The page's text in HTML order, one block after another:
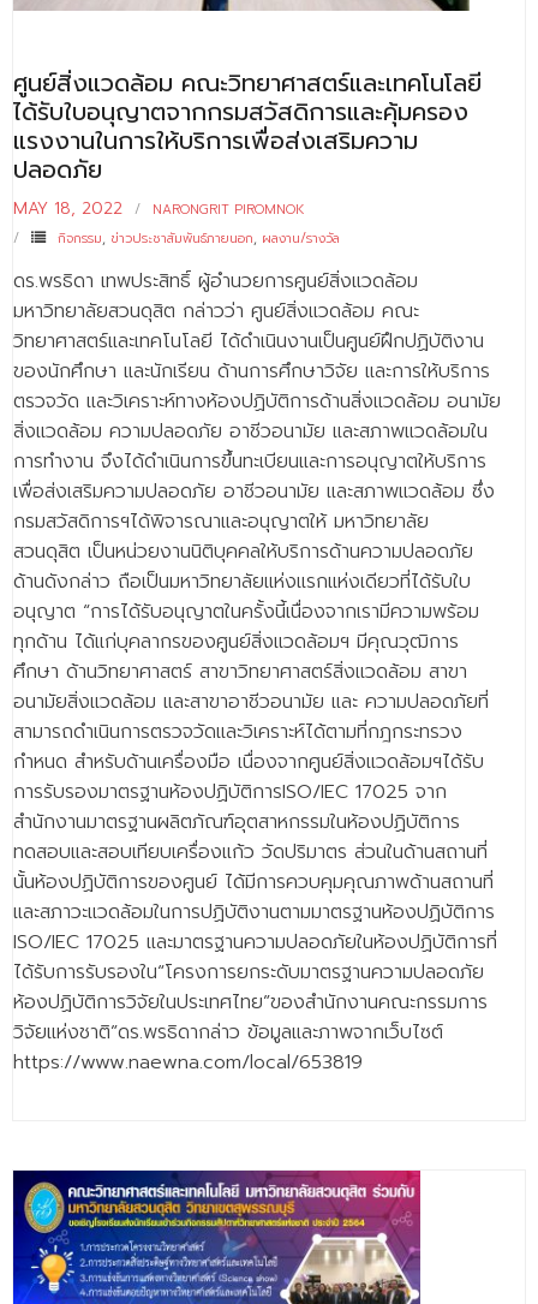
ศูนย์สิ่งแวดล้อม คณะวิทยาศาสตร์และเทคโนโลยี
ได้รับใบอนุญาตจากกรมสวัสดิการและคุ้มครอง
แรงงานในการให้บริการเพื่อส่งเสริมความ
ปลอดภัย
MAY 18, 2022
NARONGRIT PIROMNOK
กิจกรรม, ข่าวประชาสัมพันธ์ภายนอก, ผลงาน/รางวัล
ดร.พรธิดา เทพประสิทธิ์ ผู้อำนวยการศูนย์สิ่งแวดล้อม
มหาวิทยาลัยสวนดุสิต กล่าวว่า ศูนย์สิ่งแวดล้อม คณะ
วิทยาศาสตร์และเทคโนโลยี ได้ดำเนินงานเป็นศูนย์ฝึกปฏิบัติงาน
ของนักศึกษา และนักเรียน ด้านการศึกษาวิจัย และการให้บริการ
ตรวจวัด และวิเคราะห์ทางห้องปฏิบัติการด้านสิ่งแวดล้อม อนามัย
สิ่งแวดล้อม ความปลอดภัย อาชีวอนามัย และสภาพแวดล้อมใน
การทำงาน จึงได้ดำเนินการขึ้นทะเบียนและการอนุญาตให้บริการ
เพื่อส่งเสริมความปลอดภัย อาชีวอนามัย และสภาพแวดล้อม ซึ่ง
กรมสวัสดิการฯได้พิจารณาและอนุญาตให้ มหาวิทยาลัย
สวนดุสิต เป็นหน่วยงานนิติบุคคลให้บริการด้านความปลอดภัย
ด้านดังกล่าว ถือเป็นมหาวิทยาลัยแห่งแรกแห่งเดียวที่ได้รับใบ
อนุญาต “การได้รับอนุญาตในครั้งนี้เนื่องจากเรามีความพร้อม
ทุกด้าน ได้แก่บุคลากรของศูนย์สิ่งแวดล้อมฯ มีคุณวุฒิการ
ศึกษา ด้านวิทยาศาสตร์ สาขาวิทยาศาสตร์สิ่งแวดล้อม สาขา
อนามัยสิ่งแวดล้อม และสาขาอาชีวอนามัย และ ความปลอดภัยที่
สามารถดำเนินการตรวจวัดและวิเคราะห์ได้ตามที่กฎกระทรวง
กำหนด สำหรับด้านเครื่องมือ เนื่องจากศูนย์สิ่งแวดล้อมฯได้รับ
การรับรองมาตรฐานห้องปฏิบัติการISO/IEC 17025 จาก
สำนักงานมาตรฐานผลิตภัณฑ์อุตสาหกรรมในห้องปฏิบัติการ
ทดสอบและสอบเทียบเครื่องแก้ว วัดปริมาตร ส่วนในด้านสถานที่
นั้นห้องปฏิบัติการของศูนย์ ได้มีการควบคุมคุณภาพด้านสถานที่
และสภาวะแวดล้อมในการปฏิบัติงานตามมาตรฐานห้องปฏิบัติการ
ISO/IEC 17025 และมาตรฐานความปลอดภัยในห้องปฏิบัติการที่
ได้รับการรับรองใน“โครงการยกระดับมาตรฐานความปลอดภัย
ห้องปฏิบัติการวิจัยในประเทศไทย”ของสำนักงานคณะกรรมการ
วิจัยแห่งชาติ”ดร.พรธิดากล่าว ข้อมูลและภาพจากเว็บไซต์
https://www.naewna.com/local/653819